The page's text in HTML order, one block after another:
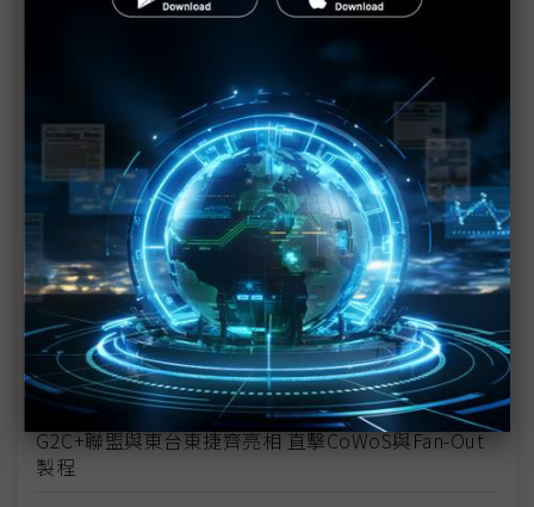
志尚儀器提供高科技廠房微汙染監測整體方案
EVG在SEMICON Taiwan 2023展示混合鍵合與奈米微
影壓印解決方案
Beckhoff高速半導體智慧製造 亮相SEMICON Taiwan
MJC透過測量技術的發展，提供多樣測試解決方案
海德漢ETEL為半導體製程帶來運動控制與精密運動平
台解決方案
愛德萬測試參加先進測試論壇分享車用電子測試解決
方案
G2C+聯盟與東台東捷齊亮相 直擊CoWoS與Fan-Out
製程